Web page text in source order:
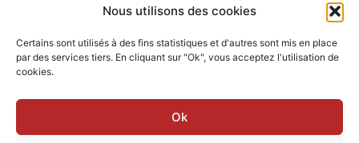
Nous utilisons des cookies
Certains sont utilisés à des fins statistiques et d'autres sont mis en place
par des services tiers. En cliquant sur "Ok", vous acceptez l'utilisation de
cookies.
Ok
POLE SUD, TOUS DROITS RÉSERVÉS © SITE WEB RÉALISÉ PAR AUSTRA
Politique de confidentialitéMentions légalesGestion cookies